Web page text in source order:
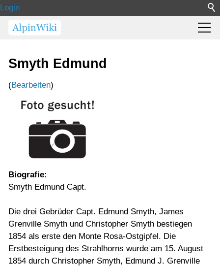
Login
Smyth Edmund
(Bearbeiten)
Biografie:
Smyth Edmund Capt.
Die drei Gebrüder Capt. Edmund Smyth, James
Grenville Smyth und Christopher Smyth bestiegen
1854 als erste den Monte Rosa-Ostgipfel. Die
Erstbesteigung des Strahlhorns wurde am 15. August
1854 durch Christopher Smyth, Edmund J. Grenville